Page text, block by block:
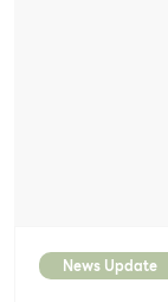
News Update